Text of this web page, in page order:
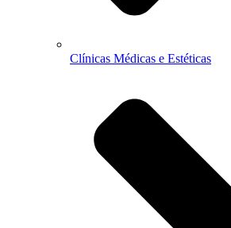
Clínicas Médicas e Estéticas